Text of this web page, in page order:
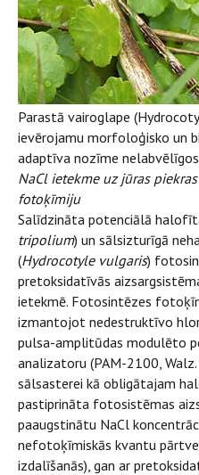
Parastā vairoglape
ievērojamu morfoloģisko un
adaptīva nozīme
NaCl ietekme uz jūras
fotoķīmiju
Salīdzināta potenciālā
tripolium) un sālsizturīgā
(Hydrocotyle vulgaris)
pretoksidatīvās
ietekmē. Fotosintēzes
izmantojot nedestruktīvo
pulsa-amplitūdas modulēto
analizatoru (PAM-2100, Walz.
sālsasterei kā obligātajam
pastiprināta fotosistēmas
paaugstinātu NaCl
nefotoķīmiskās kvantu
izdalīšanās), gan ar